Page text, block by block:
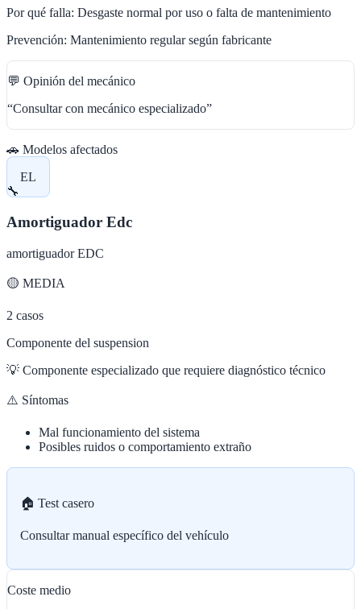
Por qué falla: Desgaste normal por uso o falta de mantenimiento
Prevención: Mantenimiento regular según fabricante
💬 Opinión del mecánico
“Consultar con mecánico especializado”
🚗 Modelos afectados
EL
🔧
Amortiguador Edc
amortiguador EDC
🟡 MEDIA
2 casos
Componente del suspension
💡 Componente especializado que requiere diagnóstico técnico
⚠️ Síntomas
Mal funcionamiento del sistema
Posibles ruidos o comportamiento extraño
🏠 Test casero
Consultar manual específico del vehículo
Coste medio